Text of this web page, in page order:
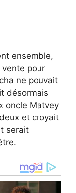
ensemble,
vente pour
ne pouvait
désormais
oncle Matvey
et croyait
serait